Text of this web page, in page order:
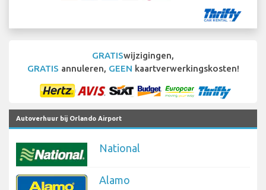
GRATISwijzigingen,
GRATIS annuleren, GEEN kaartverwerkingskosten!
Autoverhuur bij Orlando Airport
National
Alamo